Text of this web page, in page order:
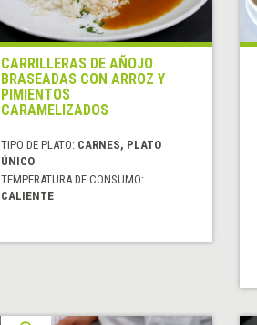
CARRILLERAS DE AÑOJO
BRASEADAS CON ARROZ Y
PIMIENTOS
CARAMELIZADOS
TIPO DE PLATO: CARNES, PLATO
ÚNICO
TEMPERATURA DE CONSUMO:
CALIENTE